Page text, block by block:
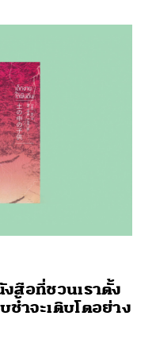
งสือที่ชวนเราตั้ง
ำจะเติบโตอย่าง